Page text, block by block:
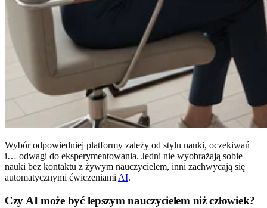
Wybór odpowiedniej platformy zależy od stylu nauki, oczekiwań
i… odwagi do eksperymentowania. Jedni nie wyobrażają sobie
nauki bez kontaktu z żywym nauczycielem, inni zachwycają się
automatycznymi ćwiczeniami AI.
Czy AI może być lepszym nauczycielem niż człowiek?